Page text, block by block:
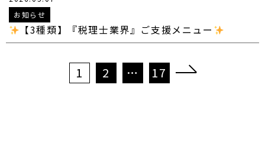
お知らせ
【3種類】『税理士業界』ご支援メニュー
1 2 … 17